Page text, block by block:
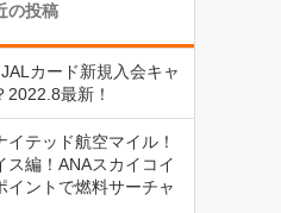
の投稿
カード新規入会キャ
2022.8最新！
テッド航空マイル！
ス編！ANAスカイコイ
イントで燃料サーチャ